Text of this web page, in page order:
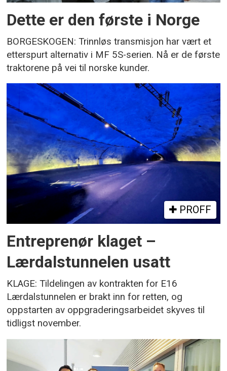
Dette er den første i Norge
BORGESKOGEN: Trinnløs transmisjon har vært et
etterspurt alternativ i MF 5S-serien. Nå er de første
traktorene på vei til norske kunder.
PROFF
Entreprenør klaget –
Lærdalstunnelen usatt
KLAGE: Tildelingen av kontrakten for E16
Lærdalstunnelen er brakt inn for retten, og
oppstarten av oppgraderingsarbeidet skyves til
tidligst november.